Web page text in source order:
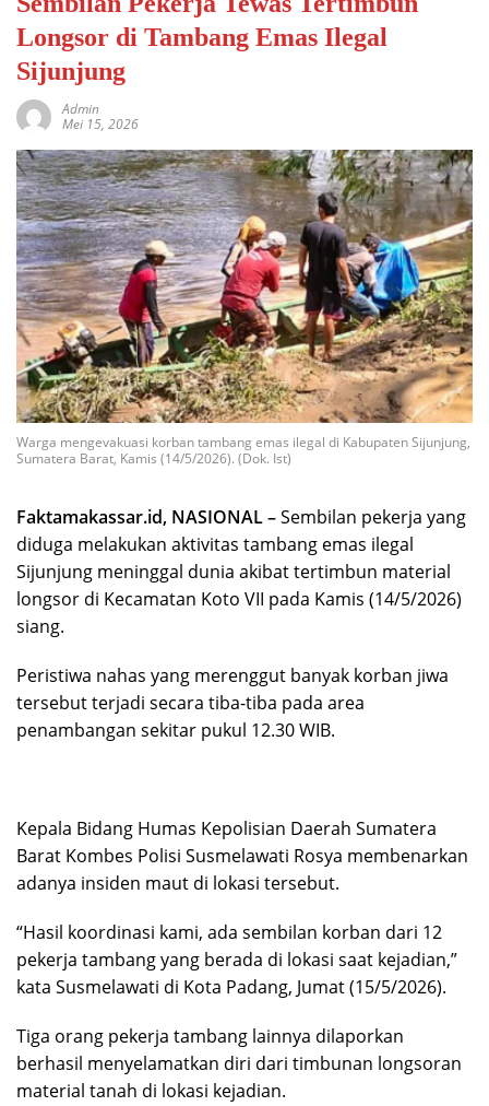
Longsor di Tambang Emas Ilegal
Sijunjung
Admin
Mei 15, 2026
Warga mengevakuasi korban tambang emas ilegal di Kabupaten Sijunjung,
Sumatera Barat, Kamis (14/5/2026). (Dok. Ist)
Faktamakassar.id, NASIONAL –Sembilan pekerja yang
diduga melakukan aktivitas tambang emas ilegal
Sijunjung meninggal dunia akibat tertimbun material
longsor di Kecamatan Koto VII pada Kamis (14/5/2026)
siang.
Peristiwa nahas yang merenggut banyak korban jiwa
tersebut terjadi secara tiba-tiba pada area
penambangan sekitar pukul 12.30 WIB.
Kepala Bidang Humas Kepolisian Daerah Sumatera
Barat Kombes Polisi Susmelawati Rosya membenarkan
adanya insiden maut di lokasi tersebut.
“Hasil koordinasi kami, ada sembilan korban dari 12
pekerja tambang yang berada di lokasi saat kejadian,”
kata Susmelawati di Kota Padang, Jumat (15/5/2026).
Tiga orang pekerja tambang lainnya dilaporkan
berhasil menyelamatkan diri dari timbunan longsoran
material tanah di lokasi kejadian.